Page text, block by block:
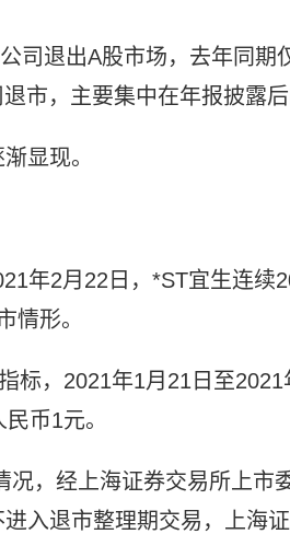
司退出A股市场，去年同期
市，主要集中在年报披露后
显现。
年2月22日，*ST宜生连续
情形。
标，2021年1月21日至
币1元。
况，经上海证券交易所上市
入退市整理期交易，上海